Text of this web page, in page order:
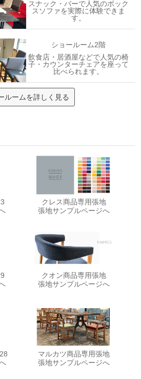
スナック・バーで人気のボック
スソファを実際に体験できま
す。
ショールーム2階
飲食店・居酒屋などで人気の椅
子・カウンターチェアを座って
比べられます。
ルームを詳しく見る
クレス商品専用張地
張地サンプルページへ
クオン商品専用張地
張地サンプルページへ
マルカツ商品専用張地
張地サンプルページへ